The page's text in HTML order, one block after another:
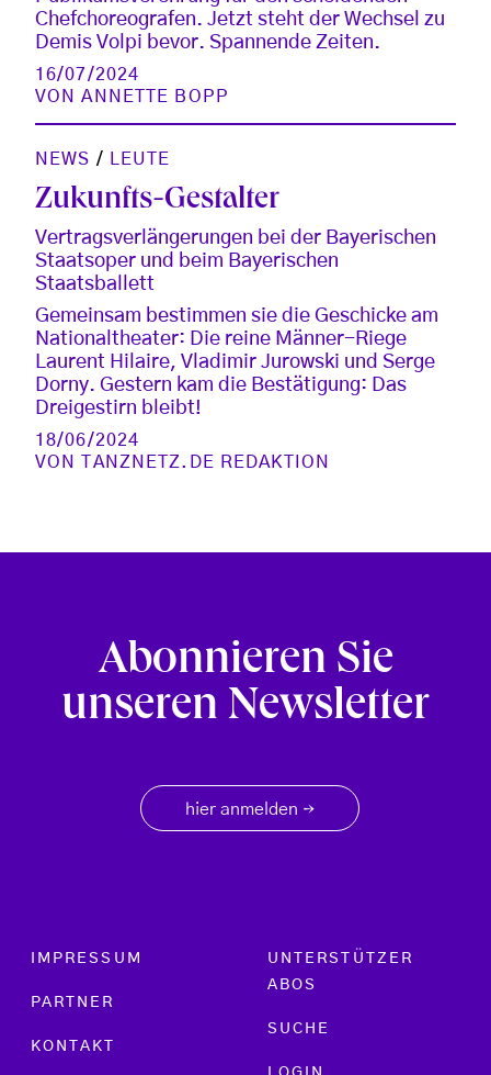
Chefchoreografen. Jetzt steht der Wechsel zu
Demis Volpi bevor. Spannende Zeiten.
16/07/2024
VONANNETTE BOPP
NEWS / LEUTE
Zukunfts-Gestalter
Vertragsverlängerungen bei der Bayerischen
Staatsoper und beim Bayerischen
Staatsballett
Gemeinsam bestimmen sie die Geschicke am
Nationaltheater: Die reine Männer-Riege
Laurent Hilaire, Vladimir Jurowski und Serge
Dorny. Gestern kam die Bestätigung: Das
Dreigestirn bleibt!
18/06/2024
VON
TANZNETZ.DE REDAKTION
Abonnieren Sie
unseren Newsletter
hier anmelden →
Footer menu
IMPRESSUM
PARTNER
KONTAKT
UNTERSTÜTZER
ABOS
SUCHE